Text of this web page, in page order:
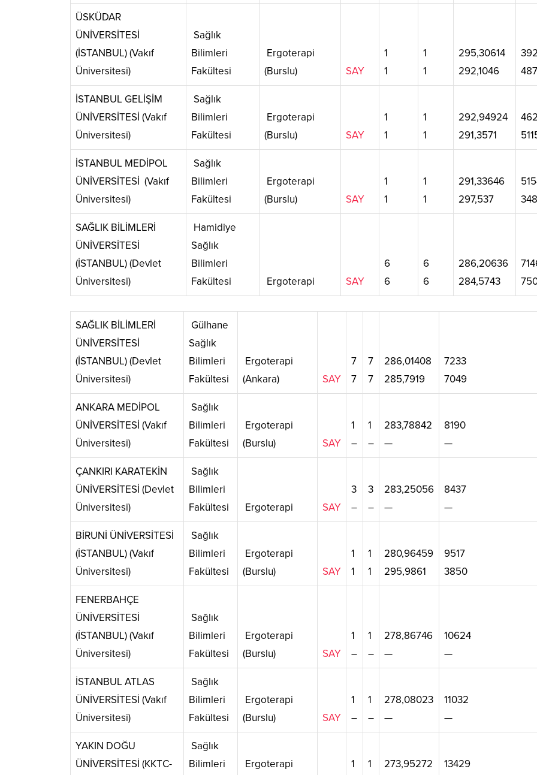
ÜSKÜDAR
ÜNİVERSİTESİ
(İSTANBUL) (Vakıf
Üniversitesi)
Sağlık
Bilimleri
Fakültesi
Ergoterapi
(Burslu)
SAY
1
1
1
1
295,30614
292,1046
İSTANBUL GELİŞİM
ÜNİVERSİTESİ (Vakıf
Üniversitesi)
Sağlık
Bilimleri
Fakültesi
Ergoterapi
(Burslu)
SAY
1
1
1
1
292,94924
291,3571
İSTANBUL MEDİPOL
ÜNİVERSİTESİ (Vakıf
Üniversitesi)
Sağlık
Bilimleri
Fakültesi
Ergoterapi
(Burslu)
SAY
1
1
1
1
291,33646
297,537
SAĞLIK BİLİMLERİ
ÜNİVERSİTESİ
(İSTANBUL) (Devlet
Üniversitesi)
Hamidiye
Sağlık
Bilimleri
Fakültesi
Ergoterapi SAY
6
6
6
6
286,20636
284,5743
SAĞLIK BİLİMLERİ
ÜNİVERSİTESİ
(İSTANBUL) (Devlet
Üniversitesi)
Gülhane
Sağlık
Bilimleri
Fakültesi
Ergoterapi
(Ankara)
SAY
7
7
7
7
286,01408
285,7919
7233
7049
ANKARA MEDİPOL
ÜNİVERSİTESİ (Vakıf
Üniversitesi)
Sağlık
Bilimleri
Fakültesi
Ergoterapi
(Burslu)
SAY
1
–
1
–
283,78842
—
8190
—
ÇANKIRI KARATEKİN
ÜNİVERSİTESİ (Devlet
Üniversitesi)
Sağlık
Bilimleri
Fakültesi
Ergoterapi SAY
3
–
3
–
283,25056
—
8437
—
BİRUNİ ÜNİVERSİTESİ
(İSTANBUL) (Vakıf
Üniversitesi)
Sağlık
Bilimleri
Fakültesi
Ergoterapi
(Burslu)
SAY
1
1
1
1
280,96459
295,9861
9517
3850
FENERBAHÇE
ÜNİVERSİTESİ
(İSTANBUL) (Vakıf
Üniversitesi)
Sağlık
Bilimleri
Fakültesi
Ergoterapi
(Burslu)
SAY
1
–
1
–
278,86746
—
10624
—
İSTANBUL ATLAS
ÜNİVERSİTESİ (Vakıf
Üniversitesi)
Sağlık
Bilimleri
Fakültesi
Ergoterapi
(Burslu)
SAY
1
–
1
–
278,08023
—
11032
—
YAKIN DOĞU
ÜNİVERSİTESİ (KKTC-
Sağlık
Bilimleri
Ergoterapi
1
1
273,95272
13429